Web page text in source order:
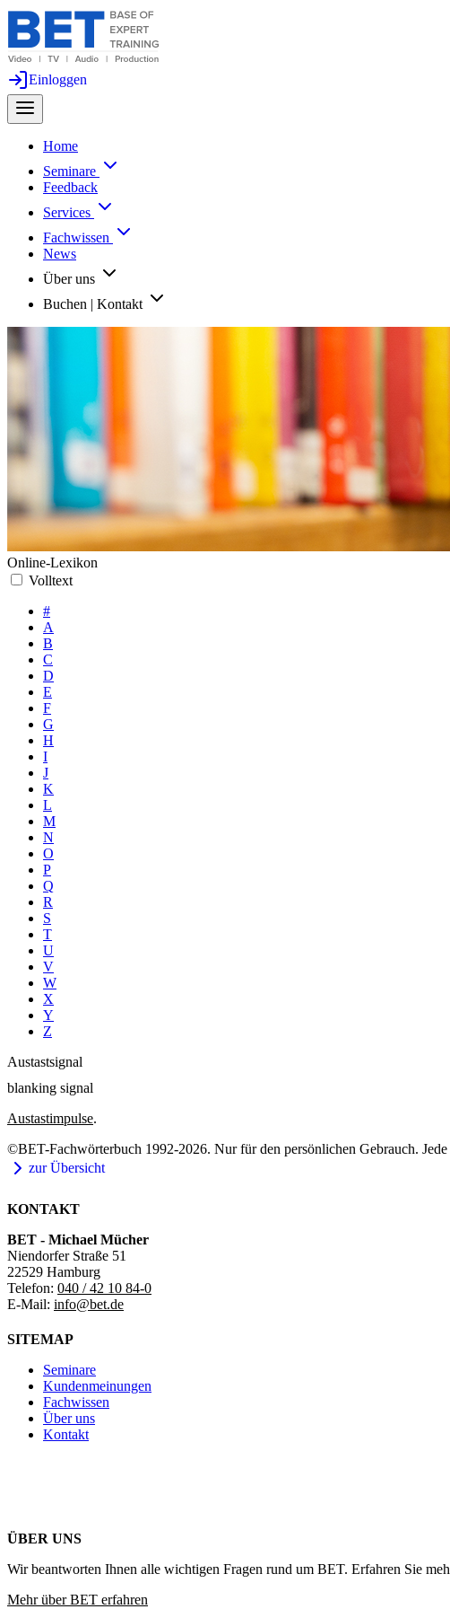
Einloggen
Home
Seminare
Feedback
Services
Fachwissen
News
Über uns
Buchen | Kontakt
Online-Lexikon
Volltext
#
A
B
C
D
E
F
G
H
I
J
K
L
M
N
O
P
Q
R
S
T
U
V
W
X
Y
Z
Austastsignal
blanking signal
Austastimpulse.
©BET-Fachwörterbuch 1992-2026. Nur für den persönlichen Gebrauch.
zur Übersicht
KONTAKT
BET - Michael Mücher
Niendorfer Straße 51
22529 Hamburg
Telefon: 040 / 42 10 84-0
E-Mail: info@bet.de
SITEMAP
Seminare
Kundenmeinungen
Fachwissen
Über uns
Kontakt
ÜBER UNS
Wir beantworten Ihnen alle wichtigen Fragen rund um BET. Erfahren Sie
Mehr über BET erfahren